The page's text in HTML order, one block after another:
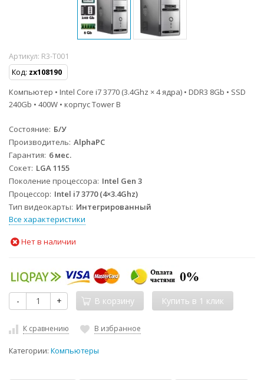
Артикул: R3-T001
Код: zx108190
Компьютер • Intel Core i7 3770 (3.4Ghz × 4 ядра) • DDR3 8Gb • SSD
240Gb • 400W • корпус Tower B
Состояние Б/У
Производитель AlphaPC
Гарантия 6 мес.
Сокет LGA 1155
Поколение процессора Intel Gen 3
Процессор Intel i7 3770 (4×3.4Ghz)
Тип видеокарты Интегрированный
Все характеристики
Нет в наличии
- + В корзину
К сравнению В избранное
Категории: Компьютеры